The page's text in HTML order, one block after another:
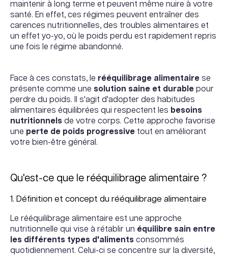
maintenir à long terme et peuvent même nuire à votre
santé. En effet, ces régimes peuvent entraîner des
carences nutritionnelles, des troubles alimentaires et
un effet yo-yo, où le poids perdu est rapidement repris
une fois le régime abandonné.
Face à ces constats, le rééquilibrage alimentaire se
présente comme une solution saine et durable pour
perdre du poids. Il s'agit d'adopter des habitudes
alimentaires équilibrées qui respectent les besoins
nutritionnels de votre corps. Cette approche favorise
une perte de poids progressive tout en améliorant
votre bien-être général.
Qu'est-ce que le rééquilibrage alimentaire ?
1. Définition et concept du rééquilibrage alimentaire
Le rééquilibrage alimentaire est une approche
nutritionnelle qui vise à rétablir un équilibre sain entre
les différents types d'aliments consommés
quotidiennement. Celui-ci se concentre sur la diversité,